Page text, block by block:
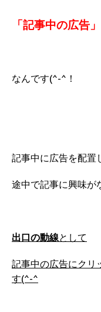
「記事中の広告」
なんです(^-^！
記事中に広告を配置
途中で記事に興味が
出口の動線として
記事中の広告にクリ
す(^-^